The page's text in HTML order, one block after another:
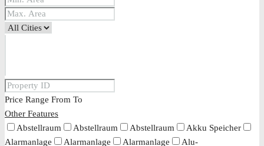
Price Range From To
Other Features
Abstellraum
Abstellraum Abstellraum
Akku Speicher
Alarmanlage
Alarmanlage Alarmanlage
Alu-